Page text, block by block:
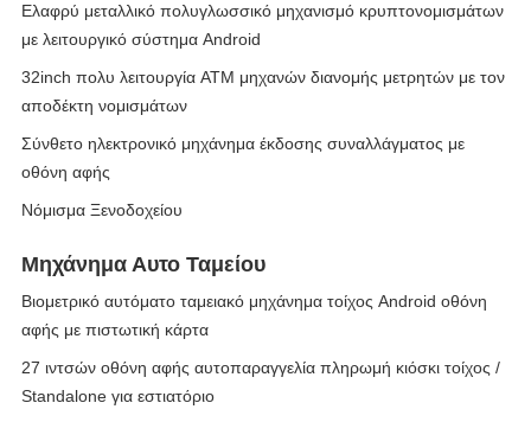
Ελαφρύ μεταλλικό πολυγλωσσικό μηχανισμό κρυπτονομισμάτων
με λειτουργικό σύστημα Android
32inch πολυ λειτουργία ATM μηχανών διανομής μετρητών με τον
αποδέκτη νομισμάτων
Σύνθετο ηλεκτρονικό μηχάνημα έκδοσης συναλλάγματος με
οθόνη αφής
Νόμισμα Ξενοδοχείου
Μηχάνημα Αυτο Ταμείου
Βιομετρικό αυτόματο ταμειακό μηχάνημα τοίχος Android οθόνη
αφής με πιστωτική κάρτα
27 ιντσών οθόνη αφής αυτοπαραγγελία πληρωμή κιόσκι τοίχος /
Standalone για εστιατόριο